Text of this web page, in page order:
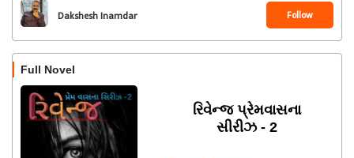
Dakshesh Inamdar Follow
Full Novel
રિવેન્જ પ્રેમવાસના
સીરીઝ - 2